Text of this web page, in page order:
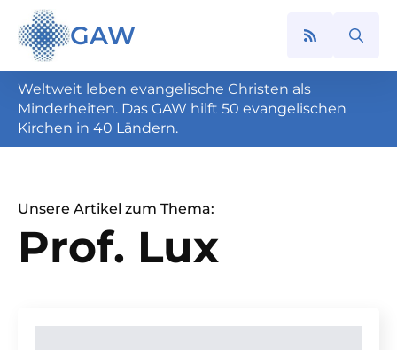
GAW
Search
Weltweit leben evangelische Christen als
Minderheiten. Das GAW hilft 50 evangelischen
Kirchen in 40 Ländern.
Unsere Artikel zum Thema:
Prof. Lux